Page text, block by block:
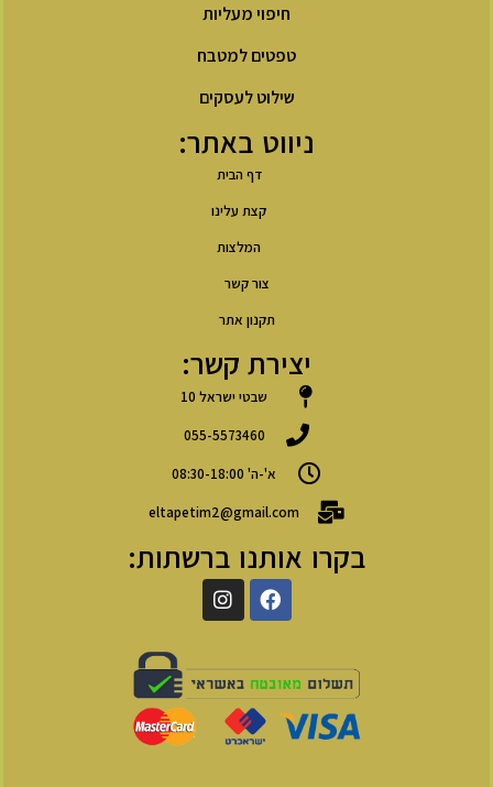
חיפוי מעליות
טפטים למטבח
שילוט לעסקים
ניווט באתר:
דף הבית
קצת עלינו
המלצות
צור קשר
תקנון אתר
יצירת קשר:
שבטי ישראל 10
055-5573460
א'-ה' 08:30-18:00
eltapetim2@gmail.com
בקרו אותנו ברשתות: